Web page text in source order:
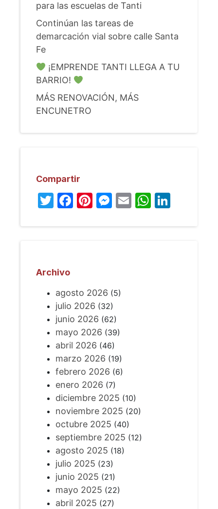
para las escuelas de Tanti
Continúan las tareas de
demarcación vial sobre calle Santa
Fe
¡EMPRENDE TANTI LLEGA A TU
BARRIO!
MÁS RENOVACIÓN, MÁS
ENCUNETRO
Compartir
Twitter
Facebook
Pinterest
Messenger
Email
Archivo
agosto 2026 (5)
julio 2026 (32)
junio 2026 (62)
mayo 2026 (39)
abril 2026 (46)
marzo 2026 (19)
febrero 2026 (6)
enero 2026 (7)
diciembre 2025 (10)
noviembre 2025 (20)
octubre 2025 (40)
septiembre 2025 (12)
agosto 2025 (18)
julio 2025 (23)
junio 2025 (21)
mayo 2025 (22)
abril 2025 (27)